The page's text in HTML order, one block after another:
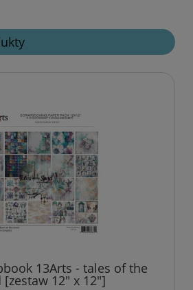
13Arts - tales of the
[zestaw 12" x 12"]